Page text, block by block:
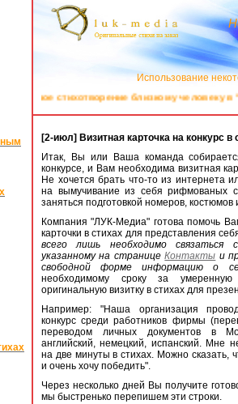
Использование
стихотворение близкому человеку в
[2-июл] Визитная карточка на конкурс в
Итак, Вы или Ваша команда
конкурсе, и Вам необходима визитная
Не хочется брать что-то из интернета
на вымучивание из себя рифмованых
заняться подготовкой номеров, костюмов
Компания "ЛУК-Медиа" готова помочь
карточки в стихах для представления
всего лишь необходимо
указанному на страницеКонтакты и
свободной форме информацию о
необходимому сроку за
оригинальную визитку в стихах для
Например: "Наша организация
конкурс среди работников фирмы
переводом личных документов в
английский, немецкий, испанский. Мне
на две минуты в стихах. Можно сказать,
и очень хочу победить".
Через несколько дней Вы получите
мы быстренько перепишем эти строки.